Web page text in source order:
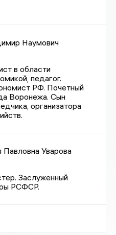
Наумович
в области
педагог.
РФ. Почетный
Воронежа. Сын
организатора
Уварова
Заслуженный
РСФСР.